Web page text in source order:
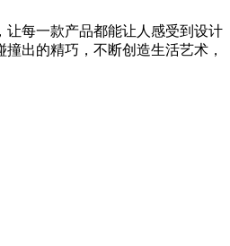
让每一款产品都能让人感受到设计
出的精巧，不断创造生活艺术，